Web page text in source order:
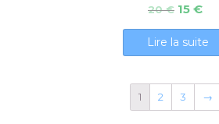
20€ 15 €
Lire la suite
1 2 3 →